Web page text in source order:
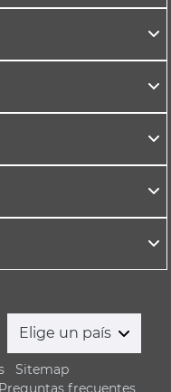
Elige un país
Sitemap
Preguntas frecuentes